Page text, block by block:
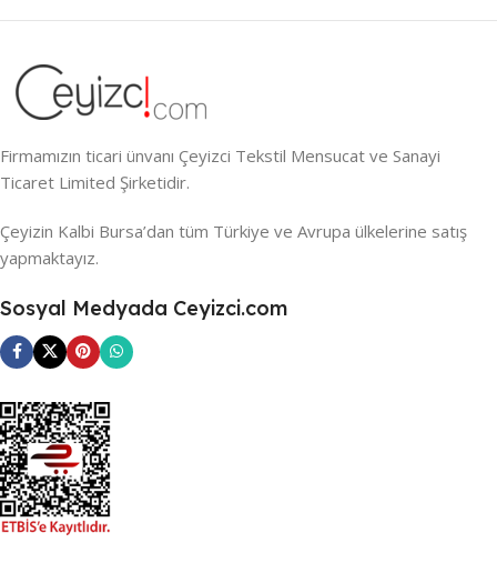
Firmamızın ticari ünvanı Çeyizci Tekstil Mensucat ve Sanayi
Ticaret Limited Şirketidir.
Çeyizin Kalbi Bursa’dan tüm Türkiye ve Avrupa ülkelerine satış
yapmaktayız.
Sosyal Medyada Ceyizci.com